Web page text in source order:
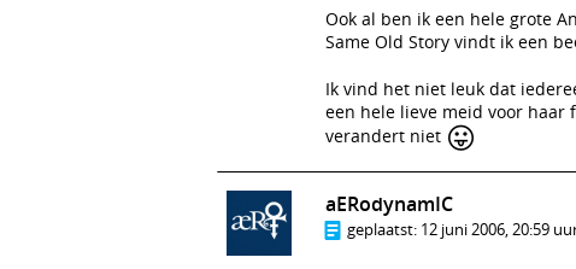
Ook al ben ik een hele grote
Same Old Story vindt ik een
Ik vind het niet leuk dat
een hele lieve meid voor haar
verandert niet 😛
aERodynamIC
geplaatst: 12 juni 2006, 20:59